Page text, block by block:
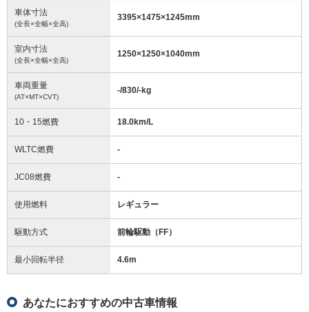
車体寸法
(全長×全幅×全高)
3395×1475×1245mm
室内寸法
(全長×全幅×全高)
1250×1250×1040mm
車両重量
(AT×MT×CVT)
-/830/-kg
10・15燃費 18.0km/L
WLTC燃費 -
JC08燃費 -
使用燃料 レギュラー
駆動方式 前輪駆動（FF）
最小回転半径 4.6m
あなたにおすすめの中古車情報